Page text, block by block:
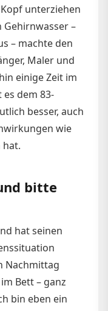
unterziehen
Gehirnwasser –
– machte den
Maler und
einige Zeit im
dem 83-
besser, auch
wie
hat.
bitte
hat seinen
Nachmittag
Bett – ganz
bin eben ein